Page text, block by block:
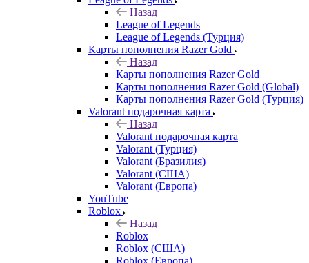
Назад
League of Legends
League of Legends (Турция)
Карты пополнения Razer Gold
Назад
Карты пополнения Razer Gold
Карты пополнения Razer Gold (Global)
Карты пополнения Razer Gold (Турция)
Valorant подарочная карта
Назад
Valorant подарочная карта
Valorant (Турция)
Valorant (Бразилия)
Valorant (США)
Valorant (Европа)
YouTube
Roblox
Назад
Roblox
Roblox (США)
Roblox (Европа)